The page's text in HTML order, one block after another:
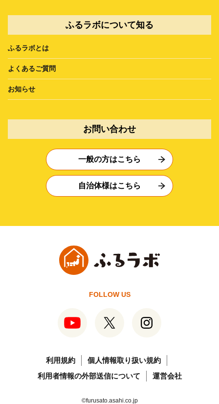
ふるラボについて知る
ふるラボとは
よくあるご質問
お知らせ
お問い合わせ
一般の方はこちら
自治体様はこちら
FOLLOW US
利用規約
個人情報取り扱い規約
利用者情報の外部送信について
運営会社
©furusato.asahi.co.jp